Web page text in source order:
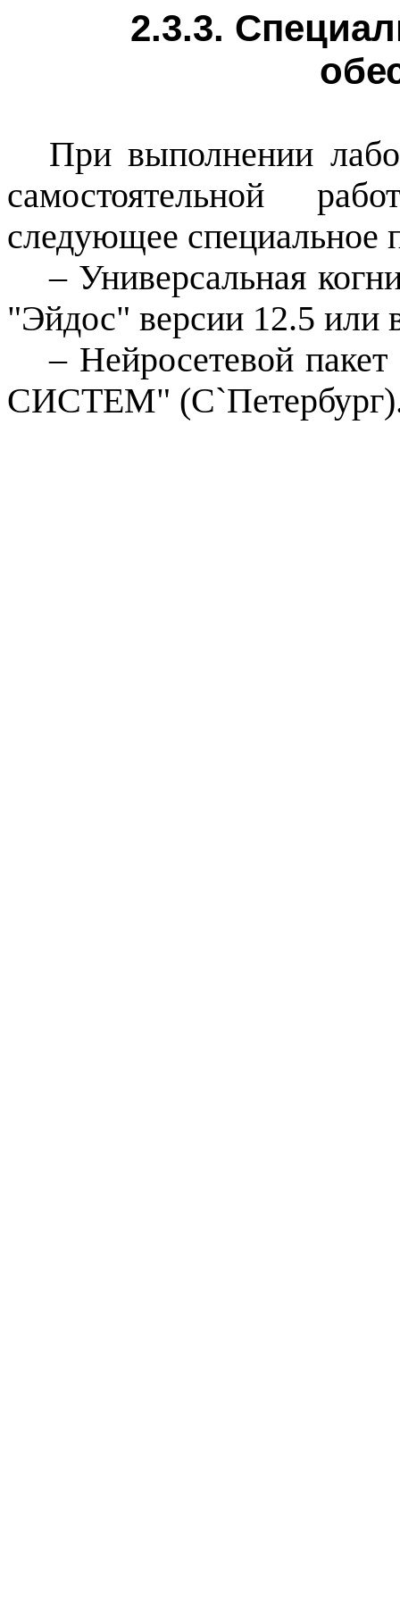
2.3.3.
При выполнении
самостоятельной
следующее специальное
– Универсальная
"Эйдос" версии 12.5 или
– Нейросетевойпакет
СИСТЕМ" (C`Петербург